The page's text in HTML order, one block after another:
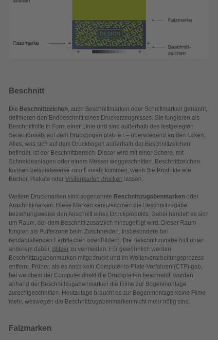
Beschnitt
Die Beschnittzeichen , auch Beschnittmarken oder Schnittmarken genannt,
definieren den Endbeschnitt eines Druckerzeugnisses. Sie fungieren als
Beschnitthilfe in Form einer Linie und sind außerhalb des festgelegten
Seitenformats auf dem Druckbogen platziert – überwiegend an den Ecken.
Alles, was sich auf dem Druckbogen außerhalb der Beschnittzeichen
befindet, ist der Beschnittbereich. Dieser wird mit einer Schere, mit
Schneideanlagen oder einem Messer weggeschnitten. Beschnittzeichen
können beispielsweise zum Einsatz kommen, wenn Sie Produkte wie
Bücher, Plakate oder Visitenkarten drucken lassen.
Weitere Druckmarken sind sogenannte Beschnittzugabenmarken oder
Anschnittmarken. Diese Marken kennzeichnen die Beschnittzugabe
beziehungsweise den Anschnitt eines Druckprodukts. Dabei handelt es sich
um Raum, der dem Beschnitt zusätzlich hinzugefügt wird. Dieser Raum
fungiert als Pufferzone beim Zuschneiden, insbesondere bei
randabfallenden Farbflächen oder Bildern. Die Beschnittzugabe hilft unter
anderem dabei, Blitzer zu vermeiden. Für gewöhnlich werden
Beschnittzugabenmarken mitgedruckt und im Weiterverarbeitungsprozess
entfernt. Früher, als es noch kein Computer-to-Plate-Verfahren (CTP) gab,
bei welchem der Computer direkt die Druckplatten beschreibt, wurden
anhand der Beschnittzugabenmarken die Filme zur Bogenmontage
zurechtgeschnitten. Heutzutage braucht es zur Bogenmontage keine Filme
mehr, weswegen die Beschnittzugabenmarken nicht mehr nötig sind.
Falzmarken